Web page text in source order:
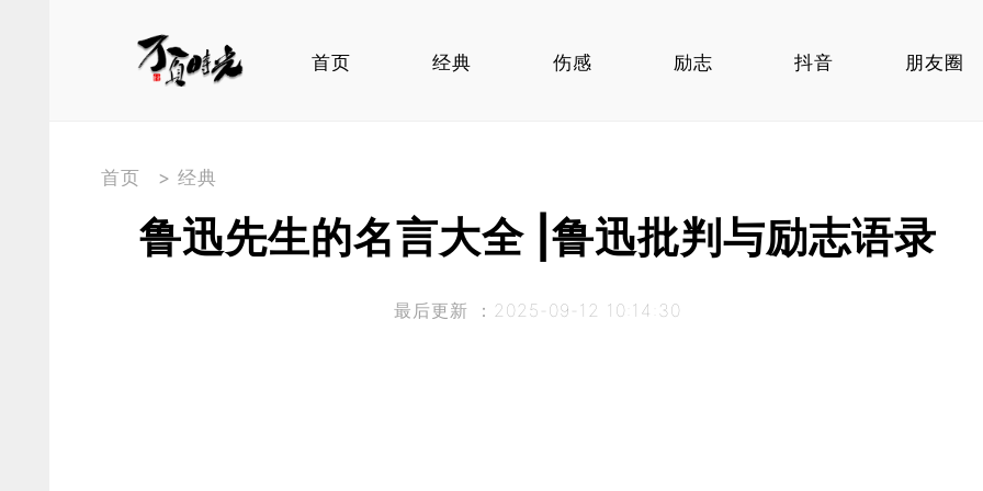
首页 经典 伤感 励志 抖音 朋友圈
首页 > 经典
鲁迅先生的名言大全 |鲁迅批判与励志语录
最后更新 ：2025-09-12 10:14:30